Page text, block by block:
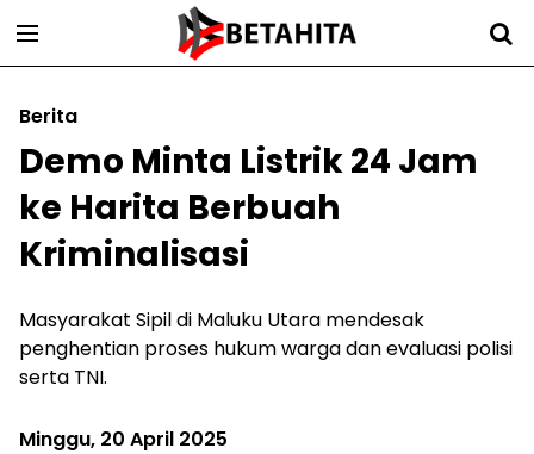
Berita
Demo Minta Listrik 24 Jam
ke Harita Berbuah
Kriminalisasi
Masyarakat Sipil di Maluku Utara mendesak
penghentian proses hukum warga dan evaluasi polisi
serta TNI.
Minggu, 20 April 2025